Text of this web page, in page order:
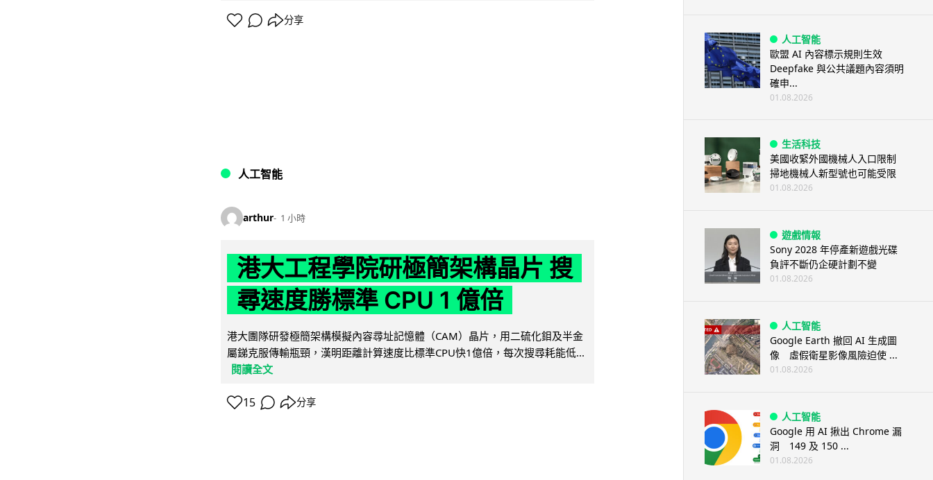
分享
人工智能
arthur 1 小時
港大工程學院研極簡架構晶片 搜
尋速度勝標準 CPU 1 億倍
港大團隊研發極簡架構模擬內容尋址記憶體（CAM）晶片，用二硫化鉬及半金
屬銻克服傳輸瓶頸，漢明距離計算速度比標準CPU快1億倍，每次搜尋耗能低...
閱讀全文
15 分享
人工智能
歐盟 AI 內容標示規則生效
Deepfake 與公共議題內容須明
確申...
01.08.2026
生活科技
美國收緊外國機械人入口限制
掃地機械人新型號也可能受限
01.08.2026
遊戲情報
Sony 2028 年停產新遊戲光碟
負評不斷仍企硬計劃不變
01.08.2026
人工智能
Google Earth 撤回 AI 生成圖
像 虛假衛星影像風險迫使 ...
01.08.2026
人工智能
Google 用 AI 揪出 Chrome 漏
洞 149 及 150 ...
01.08.2026